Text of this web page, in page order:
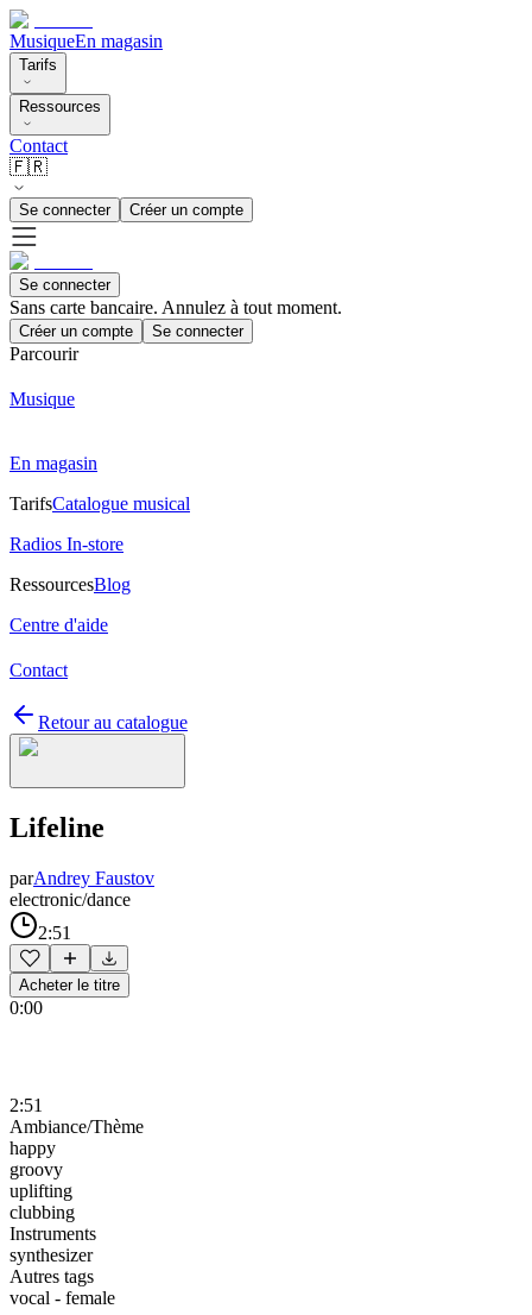
MusiqueEn magasin
Tarifs
Ressources
Contact
🇫🇷
Se connecter Créer un compte
Se connecter
Sans carte bancaire. Annulez à tout moment.
Créer un compte Se connecter
Parcourir
Musique
En magasin
TarifsCatalogue musical
Radios In-store
RessourcesBlog
Centre d'aide
Contact
Retour au catalogue
Lifeline
parAndrey Faustov
electronic/dance
2:51
Acheter le titre
0:00
2:51
Ambiance/Thème
happy
groovy
uplifting
clubbing
Instruments
synthesizer
Autres tags
vocal - female